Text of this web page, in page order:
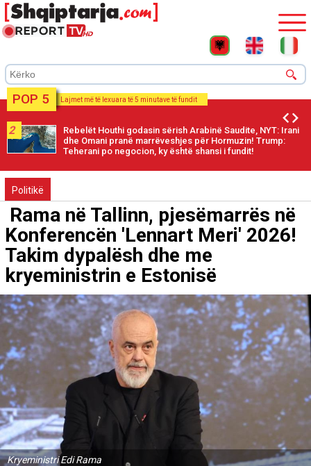
POP 5 Lajmet më të lexuara të 5 minutave të fundit
2
Rebelët Houthi godasin sërish Arabinë Saudite, NYT: Irani
dhe Omani pranë marrëveshjes për Hormuzin! Trump:
Teherani po negocion, ky është shansi i fundit!
Politikë
Rama në Tallinn, pjesëmarrës në
Konferencën 'Lennart Meri' 2026!
Takim dypalësh dhe me
kryeministrin e Estonisë
Kryeministri Edi Rama